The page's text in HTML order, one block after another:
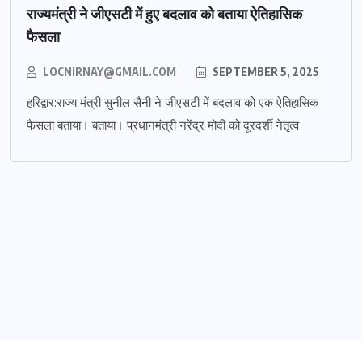
राज्यमंत्री ने जीएसटी में हुए बदलाव को बताया ऐतिहासिक
फैसला
LOCNIRNAY@GMAIL.COM SEPTEMBER 5, 2025
हरिद्वार:राज्य मंत्री सुनील सैनी ने जीएसटी में बदलाव को एक ऐतिहासिक
फैसला बताया। बताया। प्रधानमंत्री नरेंद्र मोदी को दूरदर्शी नेतृत्व